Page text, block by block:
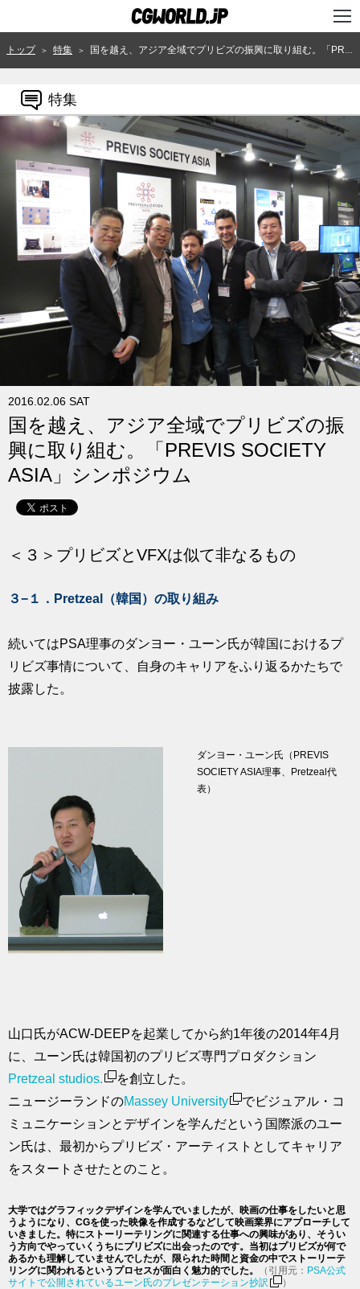
TOP
ニュース
特集
連載
用語辞典
スタジオ
SHOP
クリエイターズID
トップ ＞ 特集 ＞ 国を越え、アジア全域でプリビズの振興に取り組む。「PREVIS SOCIETY ASIA」シンポジウム
特集
2016.02.06 SAT
国を越え、アジア全域でプリビズの振
興に取り組む。「PREVIS SOCIETY
ASIA」シンポジウム
＜３＞プリビズとVFXは似て非なるもの
３−１．Pretzeal（韓国）の取り組み
続いてはPSA理事のダンヨー・ユーン氏が韓国におけるプ
リビズ事情について、自身のキャリアをふり返るかたちで
披露した。
ダンヨー・ユーン氏（PREVIS
SOCIETY ASIA理事、Pretzeal代
表）
山口氏がACW-DEEPを起業してから約1年後の2014年4月
に、ユーン氏は韓国初のプリビズ専門プロダクション
Pretzeal studios.
を創立した。
ニュージーランドのMassey University
でビジュアル・コ
ミュニケーションとデザインを学んだという国際派のユー
ン氏は、最初からプリビズ・アーティストとしてキャリア
をスタートさせたとのこと。
大学ではグラフィックデザインを学んでいましたが、映画の仕事をしたいと思
うようになり、CGを使った映像を作成するなどして映画業界にアプローチして
いきました。特にストーリーテリングに関連する仕事への興味があり、そうい
う方向でやっていくうちにプリビズに出会ったのです。当初はプリビズが何で
あるかも理解していませんでしたが、限られた時間と資金の中でストーリーテ
リングに関われるというプロセスが面白く魅力的でした。
（引用元： PSA公式
サイトで公開されているユーン氏のプレゼンテーション抄訳
）